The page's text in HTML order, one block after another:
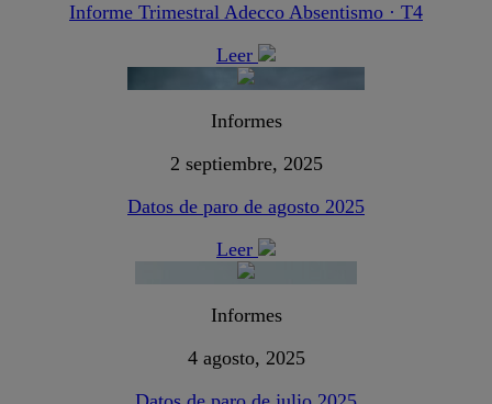
Informe Trimestral Adecco Absentismo · T4
Leer
Informes
2 septiembre, 2025
Datos de paro de agosto 2025
Leer
Informes
4 agosto, 2025